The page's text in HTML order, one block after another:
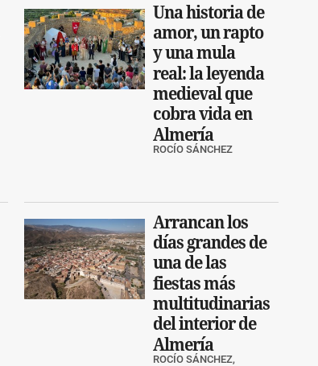
Una historia de
amor, un rapto
y una mula
real: la leyenda
medieval que
cobra vida en
Almería
ROCÍO SÁNCHEZ
Arrancan los
días grandes de
una de las
fiestas más
multitudinarias
del interior de
Almería
ROCÍO SÁNCHEZ,